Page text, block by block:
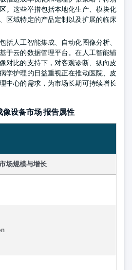
。这些举措包括本地化生产、模块化
区域特定的产品定制以及扩展的临床
括人工智能集成、自动化图像分析、
于云的数据管理平台。在人工智能辅
对比的支持下，对客观诊断、纵向皮
学护理的日益重视正在推动医院、皮
中心的需求，为市场长期可持续增长
像设备市场 报告属性
场规模与增长